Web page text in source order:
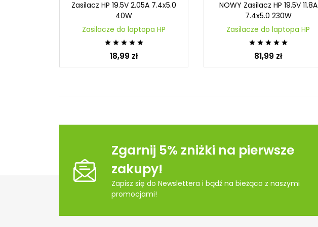
Zasilacz HP 19.5V 2.05A 7.4x5.0
40W
Zasilacze do laptopa HP
    
18,99 zł
NOWY Zasilacz HP 19.5V 11.8A
7.4x5.0 230W
Zasilacze do laptopa HP
    
81,99 zł
Zgarnij 5% zniżki na pierwsze
zakupy!
Zapisz się do Newslettera i bądź na bieżąco z naszymi
promocjami!